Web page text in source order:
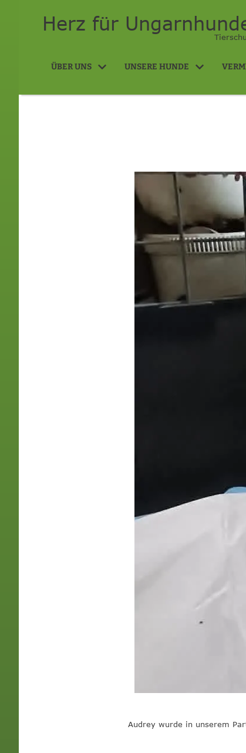
Herz für
ÜBER UNS UNSERE HUNDE
Audrey wurde in unserem